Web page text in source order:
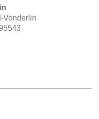
Vonderlin